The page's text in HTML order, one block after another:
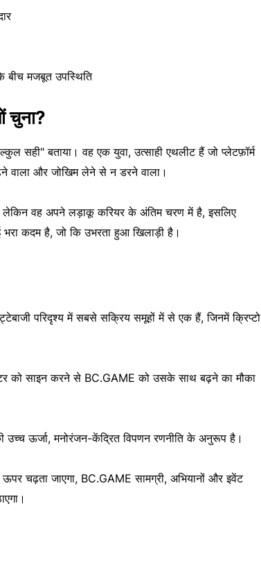
बीच मजबूत उपस्थिति
चुना?
सही" बताया। वह एक युवा, उत्साही एथलीट हैं जो प्लेटफ़ॉर्म
वाला और जोखिम लेने से न डरने वाला।
लेकिन वह अपने लड़ाकू करियर के अंतिम चरण में है, इसलिए
भरा कदम है, जो कि उभरता हुआ खिलाड़ी है।
परिदृश्य में सबसे सक्रिय समूहों में से एक हैं, जिनमें क्रिप्टो
को साइन करने से BC.GAME को उसके साथ बढ़ने का मौका
उच्च ऊर्जा, मनोरंजन-केंद्रित विपणन रणनीति के अनुरूप है।
चढ़ता जाएगा, BC.GAME सामग्री, अभियानों और इवेंट